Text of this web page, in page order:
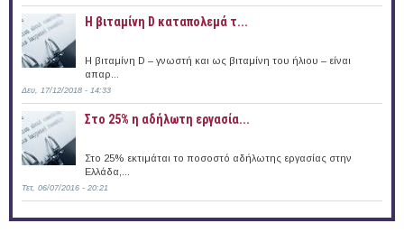
Η βιταμίνη D καταπολεμά τ...
Η βιταμίνη D – γνωστή και ως βιταμίνη του ήλιου – είναι
απαρ...
Δευ, 17/12/2018 - 14:33
Στο 25% η αδήλωτη εργασία...
Στο 25% εκτιμάται το ποσοστό αδήλωτης εργασίας στην
Ελλάδα,...
Τετ, 06/07/2016 - 20:21